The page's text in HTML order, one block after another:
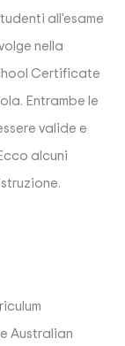
all'esame
nella
Certificate
Entrambe le
valide e
alcuni
Australian